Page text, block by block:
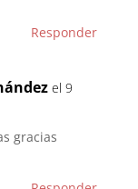
Responder
el 9
gracias